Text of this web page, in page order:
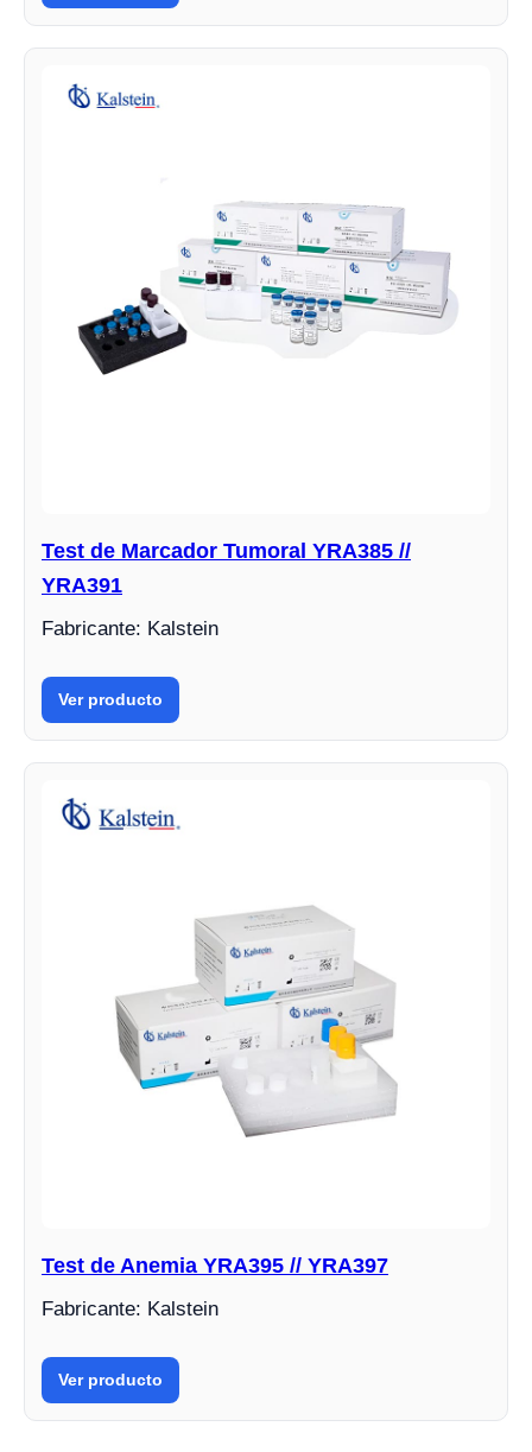
Test de Marcador Tumoral YRA385 //
YRA391
Fabricante: Kalstein
Ver producto
Test de Anemia YRA395 // YRA397
Fabricante: Kalstein
Ver producto